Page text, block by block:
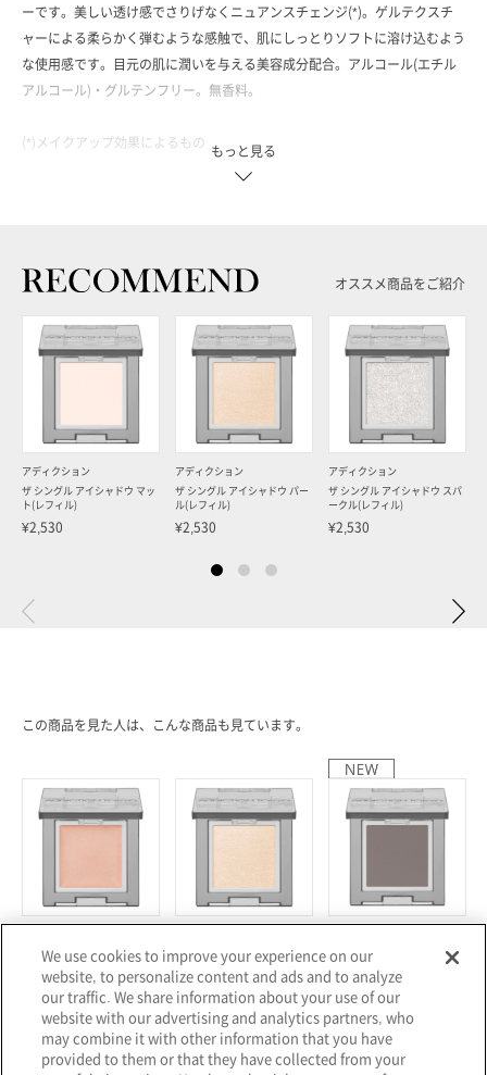
ーです。美しい透け感でさりげなくニュアンスチェンジ(*)。ゲルテクスチ
ャーによる柔らかく弾むような感触で、肌にしっとりソフトに溶け込むよう
な使用感です。目元の肌に潤いを与える美容成分配合。アルコール(エチル
アルコール)・グルテンフリー。無香料。
(*)メイクアップ効果によるもの
＜アイシャドー／1g／レフィル／全8色＞
001N White Dress：まばゆい光が溶け込むような(*)シアーホワイト
002N Over the Cloud：かすかな青みのピンクホワイト
003N Papaya Salad：フレッシュな印象のミルキーグリーン
004N Film Roll：個性を透けさせる(*)ブラックストッキング
005N Crispy Sky：爽やかな透明感(*)のペールブルー
006N Call Time：交互に姿を現すピンク＆ゴールド
007N Lunch Break：プレイフルなパープルシフォン
008N Bleaching：美しい光沢感のシアースキンベージュ
もっと見る
オススメ商品をご紹介
アディクション
ザ シングル アイシャドウ マッ
ト(レフィル)
¥2,530
アディクション
ザ シングル アイシャドウ パー
ル(レフィル)
¥2,530
アディクション
ザ シングル アイシャドウ スパ
ークル(レフィル)
¥2,530
この商品を見た人は、こんな商品も見ています。
ザ シングル アイシャドウ クリ
ーム(レフィル)
¥2,530
ザ シングル アイシャドウ パー
ル(レフィル)
¥2,530
ザ シングル アイシャドウ マッ
ト(レフィル)
¥2,530
We use cookies to improve your experience on our
website, to personalize content and ads and to analyze
our traffic. We share information about your use of our
website with our advertising and analytics partners, who
may combine it with other information that you have
provided to them or that they have collected from your